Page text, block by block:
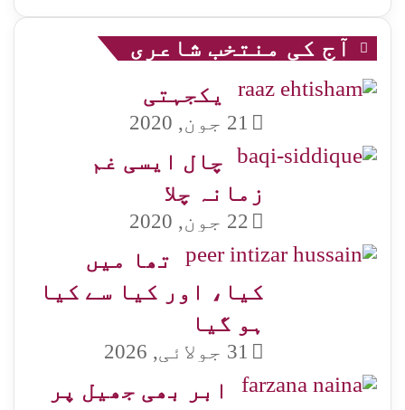
آج کی منتخب شاعری
یکجہتی
21 جون, 2020
چال ایسی غم
زمانہ چلا
22 جون, 2020
تھا میں
کیا، اور کیا سے کیا
ہو گیا
31 جولائی, 2026
ابر بھی جھیل پر